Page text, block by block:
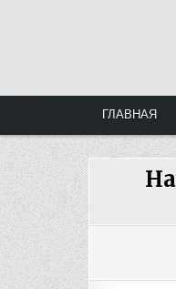
ГЛАВНАЯ